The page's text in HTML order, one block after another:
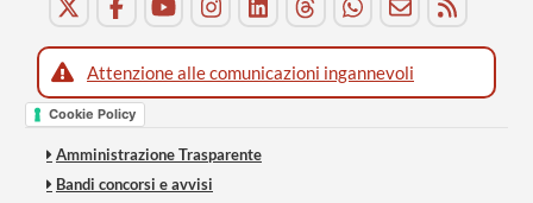
Attenzione alle comunicazioni ingannevoli
Cookie Policy
Amministrazione Trasparente
Bandi concorsi e avvisi